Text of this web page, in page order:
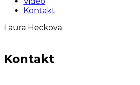
Kontakt
Laura Heckova
Kontakt